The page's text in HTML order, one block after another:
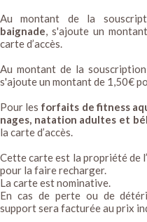
Au montant de la
baignade , s'ajoute un
carte d’accès.
Au montant de la
s'ajoute un montant de 1,50€
Pour les forfaits de fitness
nages, natation adultes et
la carte d’accès.
Cette carte est la propriété de
pour la faire recharger.
La carte est nominative.
En cas de perte ou de
support sera facturée au prix